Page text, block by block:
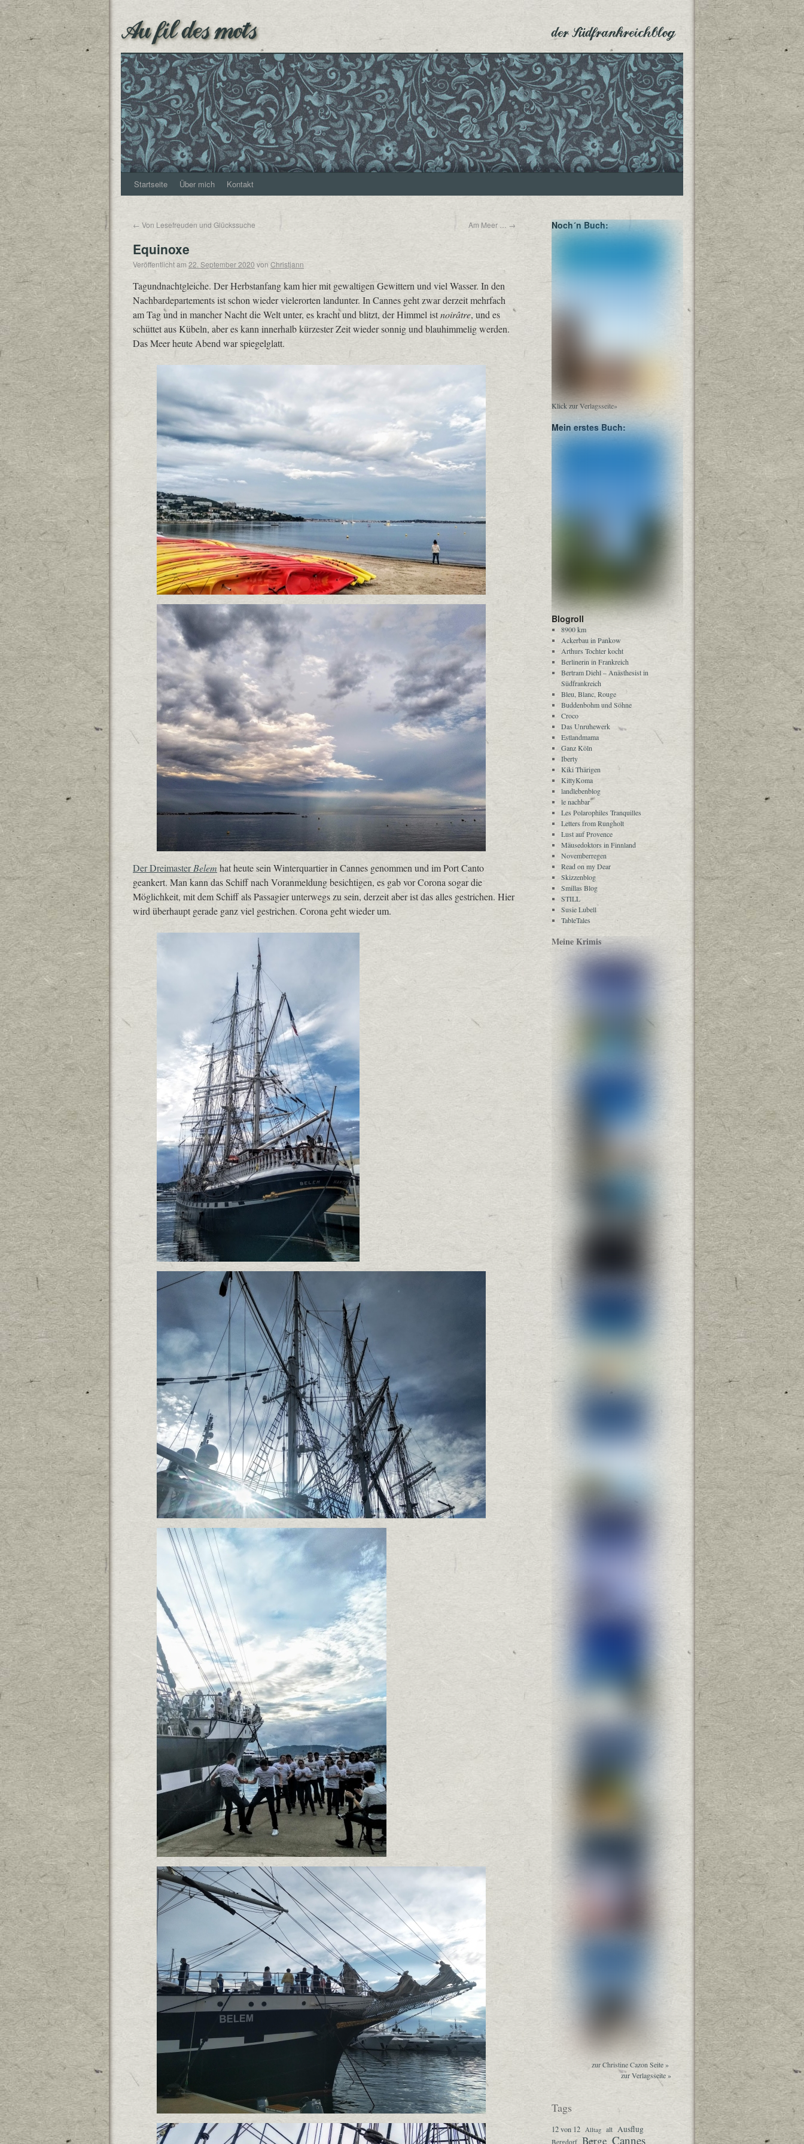
Au fil des mots der Südfrankreichblog
Startseite Über mich Kontakt
← Von Lesefreuden und Glückssuche Am Meer … →
Equinoxe
Veröffentlicht am 22. September 2020 von Christjann
Tagundnachtgleiche. Der Herbstanfang kam hier mit gewaltigen Gewittern und viel Wasser. In den
Nachbardepartements ist schon wieder vielerorten landunter. In Cannes geht zwar derzeit mehrfach
am Tag und in mancher Nacht die Welt unter, es kracht und blitzt, der Himmel istnoirâtre, und es
schüttet aus Kübeln, aber es kann innerhalb kürzester Zeit wieder sonnig und blauhimmelig werden.
Das Meer heute Abend war spiegelglatt.
Der DreimasterBelem hat heute sein Winterquartier in Cannes genommen und im Port Canto
geankert. Man kann das Schiff nach Voranmeldung besichtigen, es gab vor Corona sogar die
Möglichkeit, mit dem Schiff als Passagier unterwegs zu sein, derzeit aber ist das alles gestrichen. Hier
wird überhaupt gerade ganz viel gestrichen. Corona geht wieder um.
Noch´n Buch:
Klick zur Verlagsseite»
Mein erstes Buch:
Blogroll
8900 km
Ackerbau in Pankow
Arthurs Tochter kocht
Berlinerin in Frankreich
Bertram Diehl – Anästhesist in
Südfrankreich
Bleu, Blanc, Rouge
Buddenbohm und Söhne
Croco
Das Unruhewerk
Estlandmama
Ganz Köln
Iberty
Kiki Thärigen
KittyKoma
landlebenblog
le nachbar
Les Polarophiles Tranquilles
Letters from Rungholt
Lust auf Provence
Mäusedoktors in Finnland
Novemberregen
Read on my Dear
Skizzenblog
Smillas Blog
STILL
Susie Lubell
TableTales
Meine Krimis
zur Christine Cazon Seite »
zur Verlagsseite »
Tags
12 von 12 Alltag alt Ausflug
Bergdorf Berge Cannes